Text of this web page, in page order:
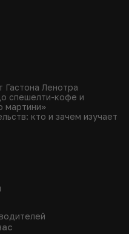
Гастона Ленотра
спешелти-кофе и
мартини»
кто и зачем изучает